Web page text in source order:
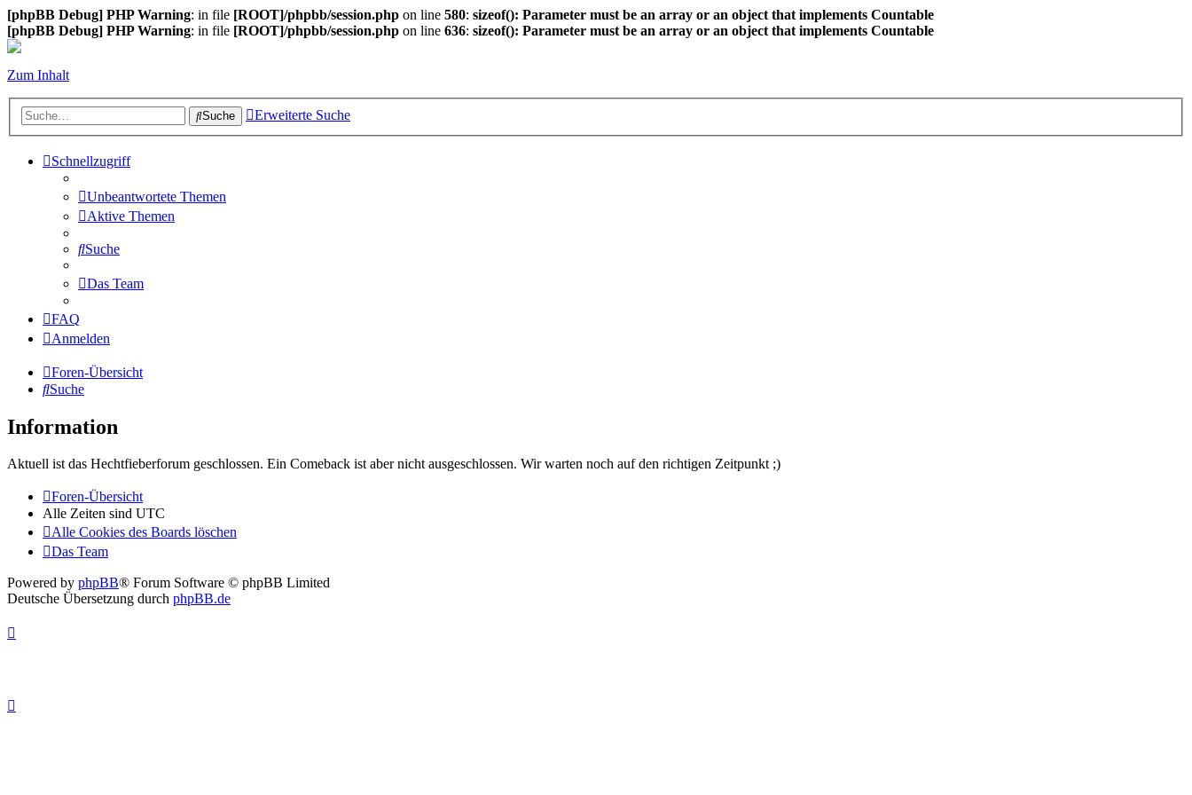
[phpBB Debug] PHP Warning: in file [ROOT]/phpbb/session.php on line 580: sizeof(): Parameter must be an array or an object that implements Countable
[phpBB Debug] PHP Warning: in file [ROOT]/phpbb/session.php on line 636: sizeof(): Parameter must be an array or an object that implements Countable
Zum Inhalt
Suche Erweiterte Suche
Schnellzugriff
Unbeantwortete Themen
Aktive Themen
Suche
Das Team
FAQ
Anmelden
Foren-Übersicht
Suche
Information
Aktuell ist das Hechtfieberforum geschlossen. Ein Comeback ist aber nicht ausgeschlossen. Wir warten noch auf den richtigen Zeitpunkt ;)
Foren-Übersicht
Alle Zeiten sind UTC
Alle Cookies des Boards löschen
Das Team
Powered by phpBB® Forum Software © phpBB Limited
Deutsche Übersetzung durch phpBB.de